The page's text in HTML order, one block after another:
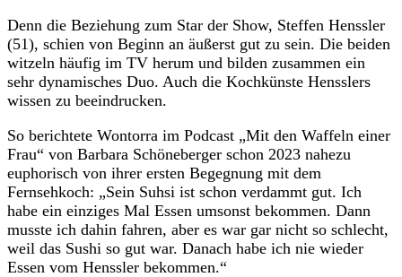
Denn die Beziehung zum Star der Show, Steffen Henssler
(51), schien von Beginn an äußerst gut zu sein. Die beiden
witzeln häufig im TV herum und bilden zusammen ein
sehr dynamisches Duo. Auch die Kochkünste Hensslers
wissen zu beeindrucken.
So berichtete Wontorra im Podcast „Mit den Waffeln einer
Frau“ von Barbara Schöneberger schon 2023 nahezu
euphorisch von ihrer ersten Begegnung mit dem
Fernsehkoch: „Sein Suhsi ist schon verdammt gut. Ich
habe ein einziges Mal Essen umsonst bekommen. Dann
musste ich dahin fahren, aber es war gar nicht so schlecht,
weil das Sushi so gut war. Danach habe ich nie wieder
Essen vom Henssler bekommen.“